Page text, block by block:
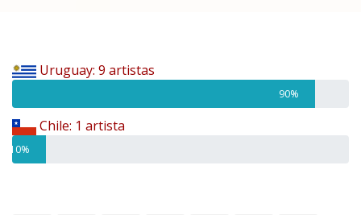
Uruguay: 9 artistas
90%
Chile: 1 artista
10%